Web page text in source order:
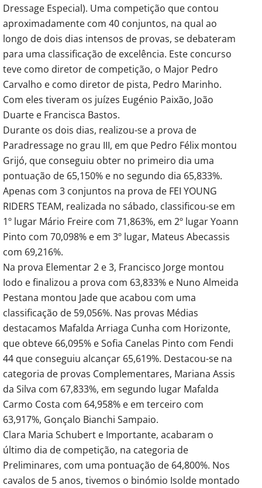
Dressage Especial). Uma competição que contou
aproximadamente com 40 conjuntos, na qual ao
longo de dois dias intensos de provas, se debateram
para uma classificação de excelência. Este concurso
teve como diretor de competição, o Major Pedro
Carvalho e como diretor de pista, Pedro Marinho.
Com eles tiveram os juízes Eugénio Paixão, João
Duarte e Francisca Bastos.
Durante os dois dias, realizou-se a prova de
Paradressage no grau III, em que Pedro Félix montou
Grijó, que conseguiu obter no primeiro dia uma
pontuação de 65,150% e no segundo dia 65,833%.
Apenas com 3 conjuntos na prova de FEI YOUNG
RIDERS TEAM, realizada no sábado, classificou-se em
1º lugar Mário Freire com 71,863%, em 2º lugar Yoann
Pinto com 70,098% e em 3º lugar, Mateus Abecassis
com 69,216%.
Na prova Elementar 2 e 3, Francisco Jorge montou
Iodo e finalizou a prova com 63,833% e Nuno Almeida
Pestana montou Jade que acabou com uma
classificação de 59,056%. Nas provas Médias
destacamos Mafalda Arriaga Cunha com Horizonte,
que obteve 66,095% e Sofia Canelas Pinto com Fendi
44 que conseguiu alcançar 65,619%. Destacou-se na
categoria de provas Complementares, Mariana Assis
da Silva com 67,833%, em segundo lugar Mafalda
Carmo Costa com 64,958% e em terceiro com
63,917%, Gonçalo Bianchi Sampaio.
Clara Maria Schubert e Importante, acabaram o
último dia de competição, na categoria de
Preliminares, com uma pontuação de 64,800%. Nos
cavalos de 5 anos, tivemos o binómio Isolde montado